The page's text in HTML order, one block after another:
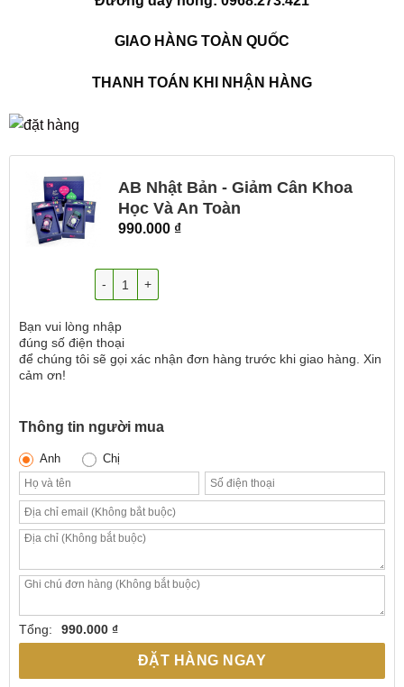
GIAO HÀNG TOÀN QUỐC
THANH TOÁN KHI NHẬN HÀNG
AB Nhật Bản - Giảm Cân Khoa
Học Và An Toàn
990.000 ₫
Bạn vui lòng nhập
đúng số điện thoại
để chúng tôi sẽ gọi xác nhận đơn hàng trước khi giao hàng. Xin
cảm ơn!
Thông tin người mua
Anh Chị
Tổng: 990.000 ₫
ĐẶT HÀNG NGAY